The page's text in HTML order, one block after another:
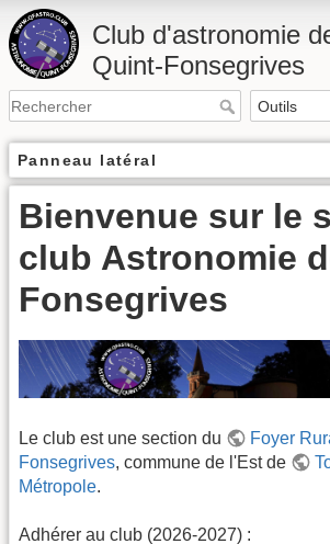
Club d'astronomie
Quint-Fonsegrives
Panneau latéral
Bienvenue sur le
club Astronomie
Fonsegrives
Le club est une section du
Foyer
Fonsegrives, commune de l'Est de
Métropole.
Adhérer au club (2026-2027) :